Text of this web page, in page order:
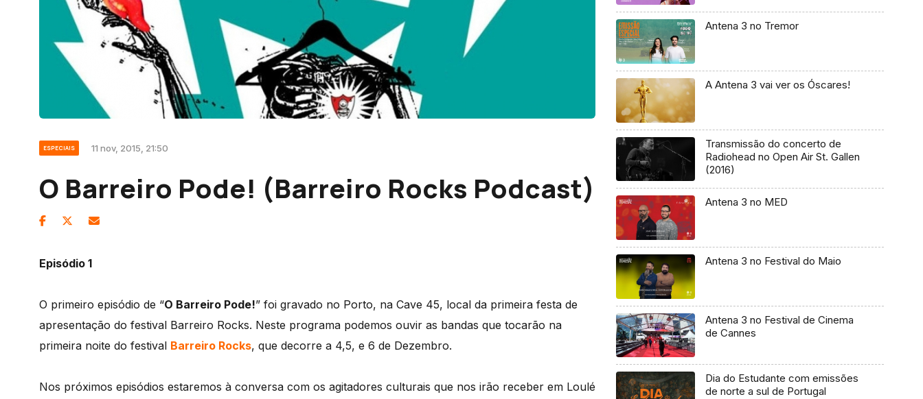
ESPECIAIS 11 nov, 2015, 21:50
O Barreiro Pode! (Barreiro Rocks Podcast)
Episódio 1
O primeiro episódio de “O Barreiro Pode!” foi gravado no Porto, na Cave 45, local da primeira festa de
apresentação do festival Barreiro Rocks. Neste programa podemos ouvir as bandas que tocarão na
primeira noite do festival Barreiro Rocks, que decorre a 4,5, e 6 de Dezembro.
Nos próximos episódios estaremos à conversa com os agitadores culturais que nos irão receber em Loulé
Antena 3 no Tremor
A Antena 3 vai ver os Óscares!
Transmissão do concerto de
Radiohead no Open Air St. Gallen
(2016)
Antena 3 no MED
Antena 3 no Festival do Maio
Antena 3 no Festival de Cinema
de Cannes
Dia do Estudante com emissões
de norte a sul de Portugal